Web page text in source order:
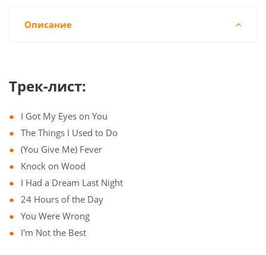
Описание
Трек-лист:
I Got My Eyes on You
The Things I Used to Do
(You Give Me) Fever
Knock on Wood
I Had a Dream Last Night
24 Hours of the Day
You Were Wrong
I'm Not the Best